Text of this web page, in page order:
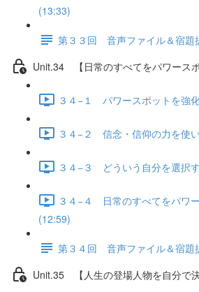
(13:33)
第３３回 音声ファイル＆宿題
Unit.34 【日常のすべてをパワースポ
３４−１ パワースポットを強
３４−２ 信念・信仰の力を使
３４−３ どういう自分を選択
３４−４ 日常のすべてをパワ
(12:59)
第３４回 音声ファイル＆宿題
Unit.35 【人生の登場人物を自分で決